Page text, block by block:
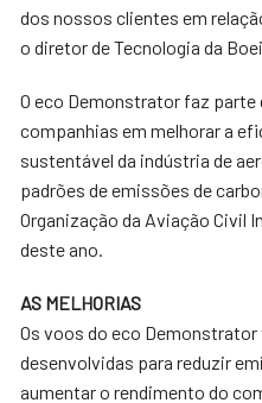
dos nossos clientes em
o diretor de Tecnologia da
O eco Demonstrator faz
companhias em melhorar a
sustentável da indústria de
padrões de emissões de
Organização da Aviação Civil
deste ano.
AS MELHORIAS
Os voos do eco
desenvolvidas para reduzir
aumentar o rendimento do